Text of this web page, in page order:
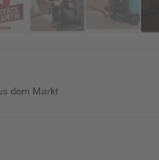
dem Markt